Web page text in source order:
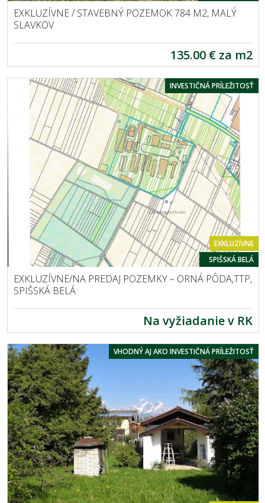
EXKLUZÍVNE / STAVEBNÝ POZEMOK 784 M2, MALÝ
SLAVKOV
135.00 € za m2
INVESTIČNÁ PRÍLEŽITOSŤ
EXKLUZÍVNE
SPIŠSKÁ BELÁ
EXKLUZÍVNE/NA PREDAJ POZEMKY – ORNÁ PÔDA,TTP,
SPIŠSKÁ BELÁ
Na vyžiadanie v RK
VHODNÝ AJ AKO INVESTIČNÁ PRÍLEŽITOSŤ